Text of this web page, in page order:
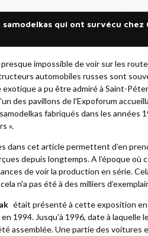
qui ont survécu chez
impossible de voir sur les
automobiles russes sont
a pu être admiré à Saint-
des pavillons de l'Expoforum
fabriqués dans les années
».
dans cet article permettent d’en
depuis longtemps. A l’époque
de voir la production en série.
n'a pas été à des milliers
était présenté à cette exposition
1994. Jusqu’à 1996, date à laquelle
assemblée. Une partie des voitures